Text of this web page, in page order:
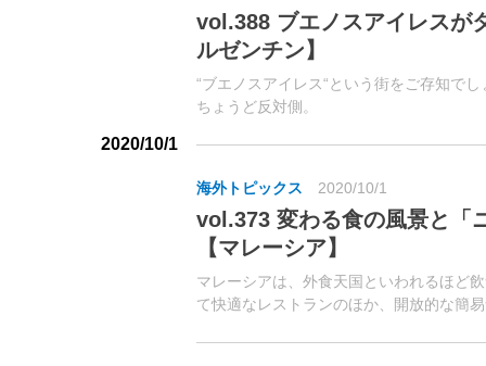
vol.388 ブエノスアイレスが
ルゼンチン】
“ブエノスアイレス“という街をご存知で
ちょうど反対側。
2020/10/1
海外トピックス 2020/10/1
vol.373 変わる食の風景と「
【マレーシア】
マレーシアは、外食天国といわれるほど
て快適なレストランのほか、開放的な簡